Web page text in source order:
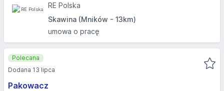
RE Polska
Skawina (Mników - 13km)
umowa o pracę
Pakowacz
Polecana
Dodana 13 lipca